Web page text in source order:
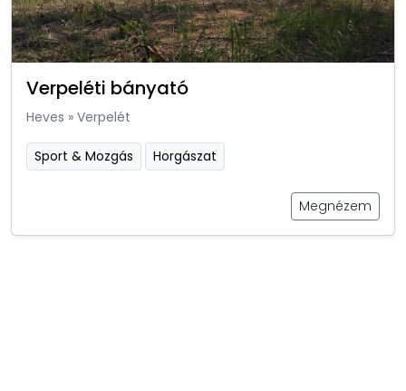
Verpeléti bányató
Heves » Verpelét
Sport & Mozgás Horgászat
Megnézem